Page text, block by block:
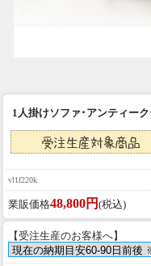
1人掛けソファ･アンティー
vl1f220k
業販価格48,800円 (税込)
【受注生産のお客様へ】